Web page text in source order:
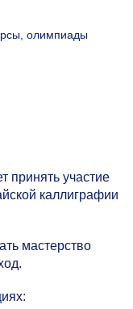
олимпиады
принять участие
каллиграфии
мастерство